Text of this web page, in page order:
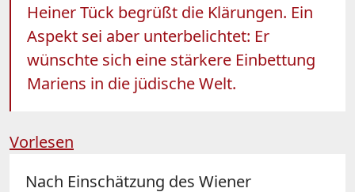
Heiner Tück begrüßt die Klärungen. Ein
Aspekt sei aber unterbelichtet: Er
wünschte sich eine stärkere Einbettung
Mariens in die jüdische Welt.
Vorlesen
Nach Einschätzung des Wiener